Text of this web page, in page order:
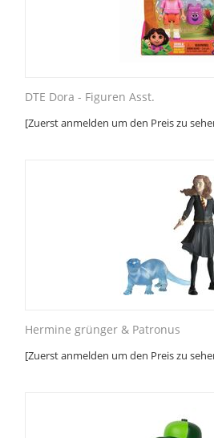
DTE Dora - Figuren Asst.
[Zuerst anmelden um den Preis zu
Hermine grünger & Patronus
[Zuerst anmelden um den Preis zu